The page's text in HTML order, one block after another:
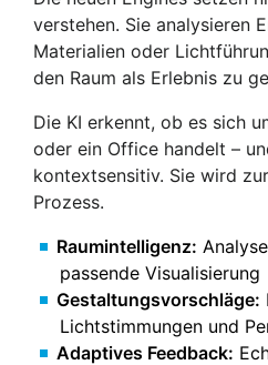
verstehen. Sie analysieren
Materialien oder
den Raum als Erlebnis zu
Die KI erkennt, ob es sich
oder ein Office handelt –
kontextsensitiv. Sie wird
Prozess.
Raumintelligenz:
passende Visualisierung
Gestaltungsvorschläge:
Lichtstimmungen und
Adaptives Feedback: